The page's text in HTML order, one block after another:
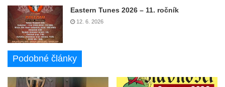
Eastern Tunes 2026 – 11. ročník
12. 6. 2026
Podobné články